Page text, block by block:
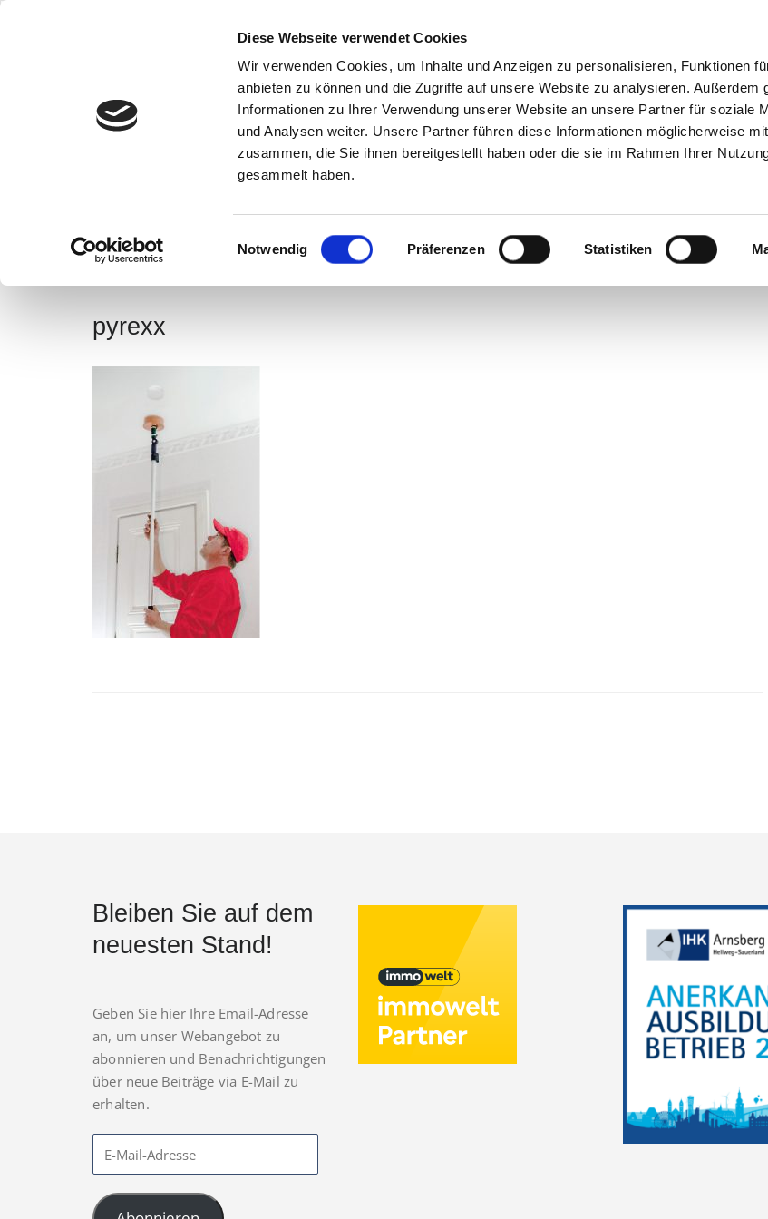
Diese Webseite verwendet Cookies
Wir verwenden Cookies, um Inhalte und Anzeigen zu personalisieren, Funktionen
anbieten zu können und die Zugriffe auf unsere Website zu analysieren. Außerdem
Informationen zu Ihrer Verwendung unserer Website an unsere Partner für soziale
und Analysen weiter. Unsere Partner führen diese Informationen möglicherweise
zusammen, die Sie ihnen bereitgestellt haben oder die sie im Rahmen Ihrer
gesammelt haben.
Einwilligungsauswahl
Notwendig Präferenzen Statistiken
Home Über uns Mitgliedschaft
pyrexx
Bleiben Sie auf dem
neuesten Stand!
Geben Sie hier Ihre Email-Adresse
an, um unser Webangebot zu
abonnieren und Benachrichtigungen
über neue Beiträge via E-Mail zu
erhalten.